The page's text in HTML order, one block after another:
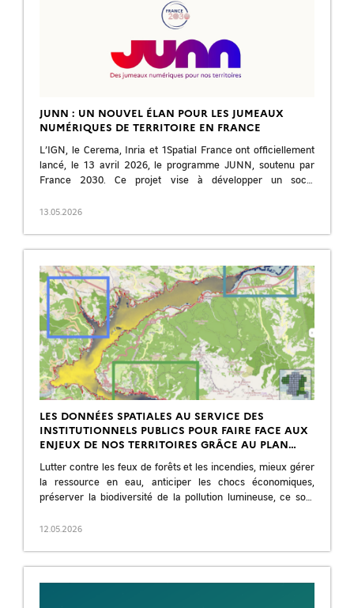
JUNN : UN NOUVEL ÉLAN POUR LES JUMEAUX
NUMÉRIQUES DE TERRITOIRE EN FRANCE
L’IGN, le Cerema, Inria et 1Spatial France ont officiellement
lancé, le 13 avril 2026, le programme JUNN, soutenu par
France 2030. Ce projet vise à développer un socle
13.05.2026
LES DONNÉES SPATIALES AU SERVICE DES
INSTITUTIONNELS PUBLICS POUR FAIRE FACE AUX
ENJEUX DE NOS TERRITOIRES GRÂCE AU PLAN
Lutter contre les feux de forêts et les incendies, mieux gérer
la ressource en eau, anticiper les chocs économiques,
préserver la biodiversité de la pollution lumineuse, ce sont
12.05.2026